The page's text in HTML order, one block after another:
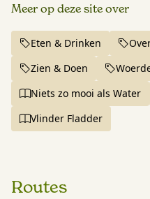
Meer op deze site over
Eten & Drinken
Zien & Doen
Niets zo mooi als Water
Vlinder Fladder
Routes